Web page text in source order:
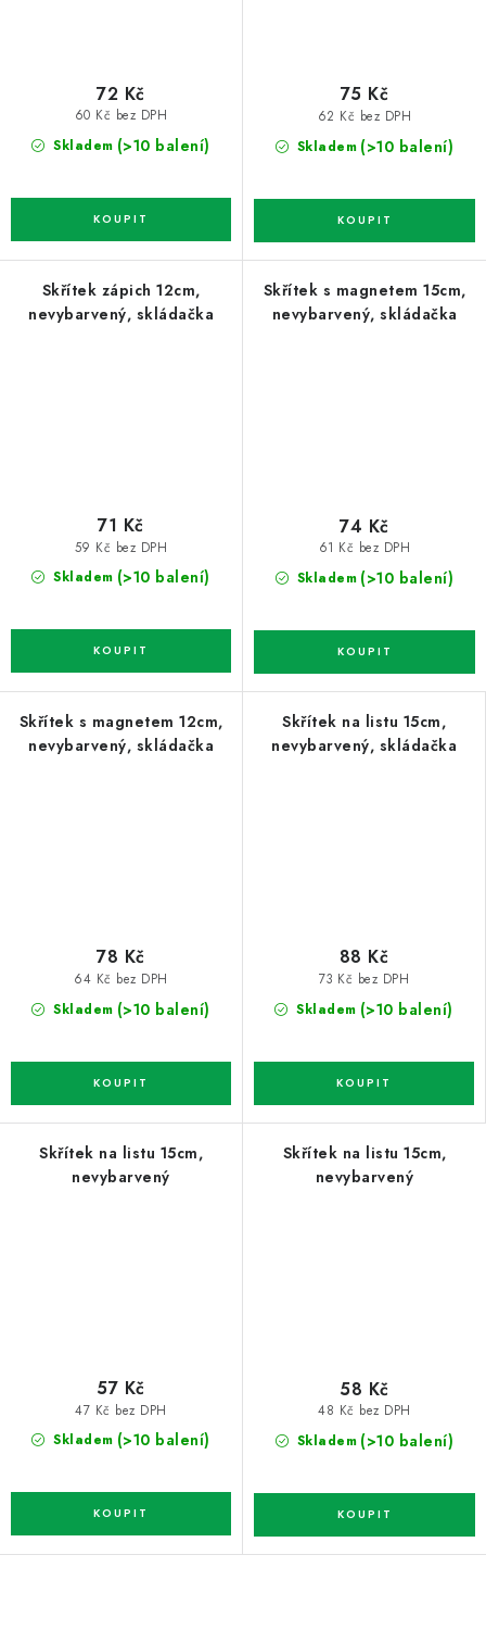
Skladem (>10 balení)
60 Kč bez DPH
72 Kč
Skladem (>10 balení)
62 Kč bez DPH
75 Kč
Skřítek zápich 12cm,
nevybarvený, skládačka
Skladem (>10 balení)
59 Kč bez DPH
71 Kč
Skřítek s magnetem 15cm,
nevybarvený, skládačka
Skladem (>10 balení)
61 Kč bez DPH
74 Kč
Skřítek s magnetem 12cm,
nevybarvený, skládačka
Skladem (>10 balení)
64 Kč bez DPH
78 Kč
Skřítek na listu 15cm,
nevybarvený, skládačka
Skladem (>10 balení)
73 Kč bez DPH
88 Kč
Skřítek na listu 15cm,
nevybarvený
Skladem (>10 balení)
47 Kč bez DPH
57 Kč
Skřítek na listu 15cm,
nevybarvený
Skladem (>10 balení)
48 Kč bez DPH
58 Kč